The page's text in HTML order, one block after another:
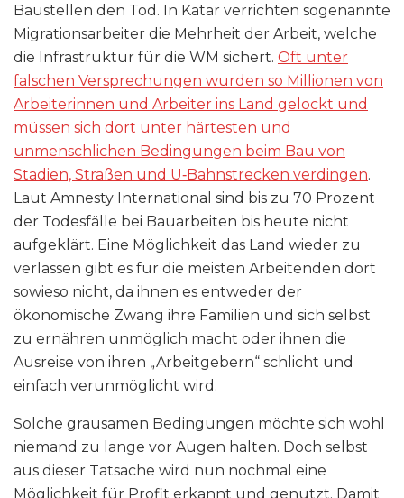
Baustellen den Tod. In Katar verrichten sogenannte
Migrationsarbeiter die Mehrheit der Arbeit, welche
die Infrastruktur für die WM sichert. Oft unter
falschen Versprechungen wurden so Millionen von
Arbeiterinnen und Arbeiter ins Land gelockt und
müssen sich dort unter härtesten und
unmenschlichen Bedingungen beim Bau von
Stadien, Straßen und U‑Bahnstrecken verdingen.
Laut Amnesty International sind bis zu 70 Prozent
der Todesfälle bei Bauarbeiten bis heute nicht
aufgeklärt. Eine Möglichkeit das Land wieder zu
verlassen gibt es für die meisten Arbeitenden dort
sowieso nicht, da ihnen es entweder der
ökonomische Zwang ihre Familien und sich selbst
zu ernähren unmöglich macht oder ihnen die
Ausreise von ihren „Arbeitgebern“ schlicht und
einfach verunmöglicht wird.
Solche grausamen Bedingungen möchte sich wohl
niemand zu lange vor Augen halten. Doch selbst
aus dieser Tatsache wird nun nochmal eine
Möglichkeit für Profit erkannt und genutzt. Damit